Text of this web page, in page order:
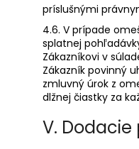
príslušnými
4.6. V prípade
splatnej
Zákazníkovi v
Zákazník povinný
zmluvný úrok z
dlžnej čiastky za
V.